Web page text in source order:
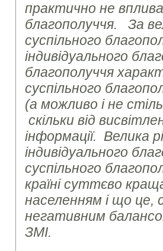
практично не
благополуччя. За
суспільного
індивідуального
благополуччя
суспільного
(а можливо і не
скільки від
інформації. Велика
індивідуального
суспільного
країні суттєво
населенням і що це,
негативним
ЗМІ.